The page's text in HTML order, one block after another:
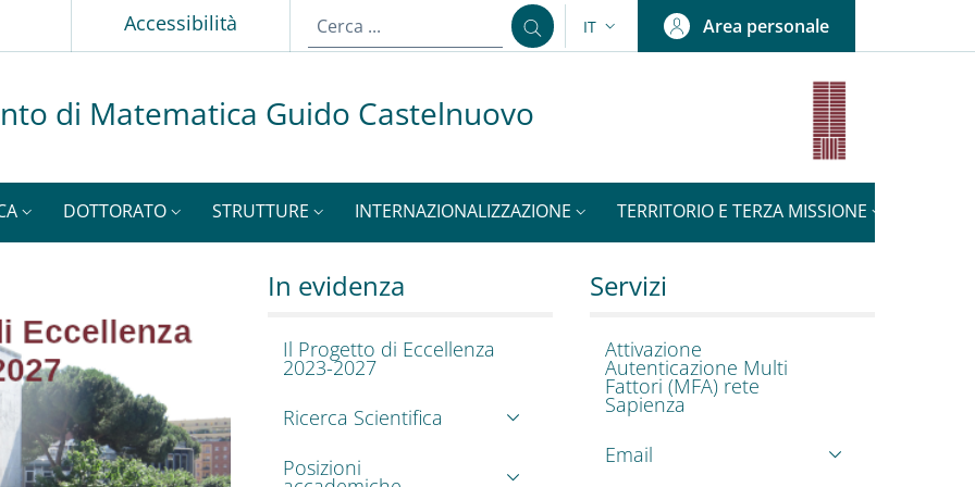
Accessibilità
SELETTORE LINGUA: CURRENT LANGUAGE
IT Area personale
di Matematica Guido Castelnuovo
DOTTORATO STRUTTURE INTERNAZIONALIZZAZIONE TERRITORIO E TERZA MISSIONE
Guido Castelnuovo
In evidenza
Il Progetto di Eccellenza
2023-2027
Ricerca Scientifica
Posizioni
Servizi
Attivazione
Autenticazione Multi
Fattori (MFA) rete
Sapienza
Email